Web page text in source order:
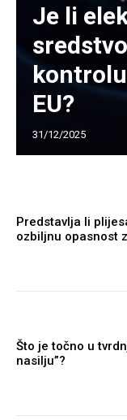
Je li
EU?
31/12/2025
Predstavlja li
ozbiljnu opasnost
Što je točno u
nasilju”?